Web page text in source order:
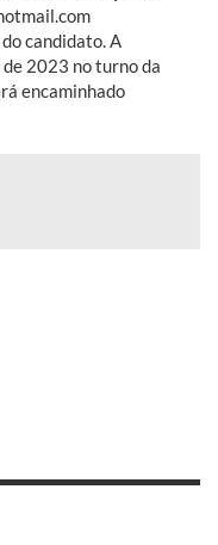
candidato. A
2023 no turno da
encaminhado